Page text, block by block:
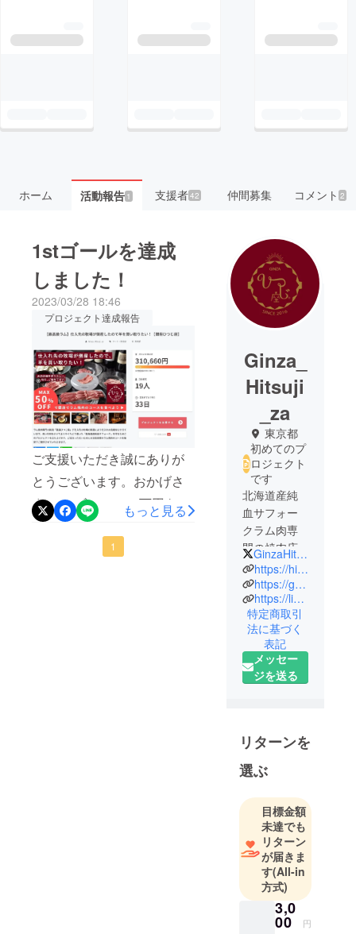
ホーム 活動報告1 支援者42 仲間募集 コメント 2
1stゴールを達成
しました！
2023/03/28 18:46
プロジェクト達成報告
ご支援いただき誠にありが
とうございます。おかげさ
まで1stゴールの30万円を達
成することが出来ました。
次のゴールは2030万円で
もっと見る
1
Ginza_
Hitsuji
_za
東京都
初めてのプ
ロジェクト
です
北海道産純
血サフォー
クラム肉専
門の焼肉店GinzaHitsujiza
https://hitsuji-za.com/
https://goo.gl/maps/ehMPioEzsjuULeud6
https://lin.ee/3NzxH5l
特定商取引
法に基づく
表記
メッセー
ジを送る
リターンを
選ぶ
目標金額
未達でも
リターン
が届きま
す(All-in
方式)
3,0
00 円